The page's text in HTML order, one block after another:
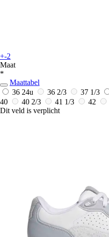
+-2
Maat
*
Maattabel
36 24u 36 2/3 37 1/3
40
40 2/3 41 1/3 42
Dit veld is verplicht